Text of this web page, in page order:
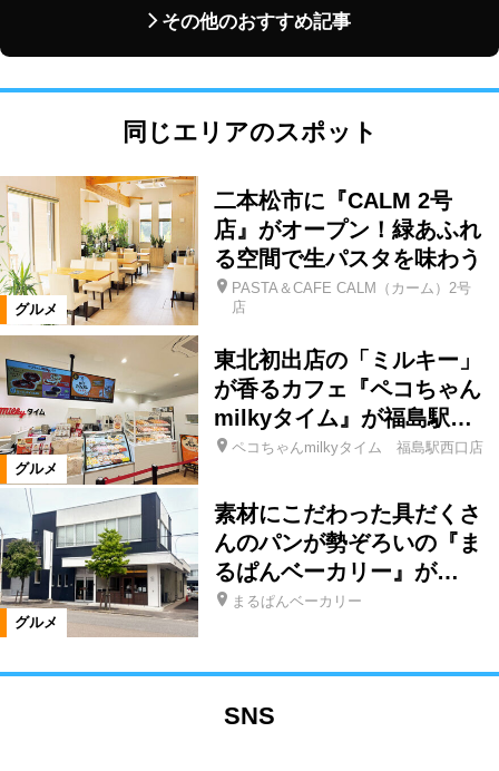
その他のおすすめ記事
同じエリアのスポット
グルメ
二本松市に『CALM 2号
店』がオープン！緑あふれ
る空間で生パスタを味わう
PASTA＆CAFE CALM（カーム）2号
店
グルメ
東北初出店の「ミルキー」
が香るカフェ『ペコちゃん
milkyタイム』が福島駅…
ペコちゃんmilkyタイム 福島駅西口店
グルメ
素材にこだわった具だくさ
んのパンが勢ぞろいの『ま
るぱんベーカリー』が…
まるぱんベーカリー
SNS